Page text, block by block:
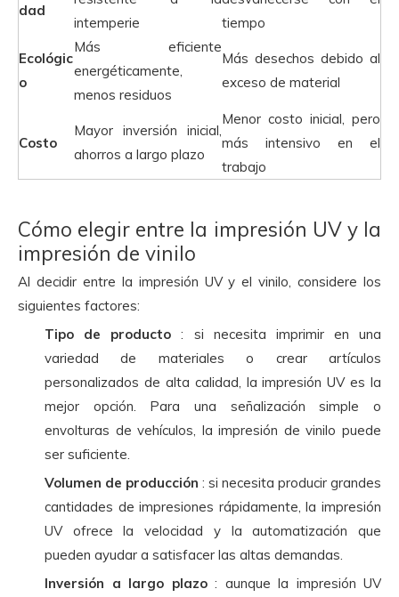
dad
intemperie
tiempo
Ecológic
o
Más eficiente
energéticamente,
menos residuos
Más desechos debido al
exceso de material
Costo
Mayor inversión inicial,
ahorros a largo plazo
Menor costo inicial, pero
más intensivo en el
trabajo
Cómo elegir entre la impresión UV y la
impresión de vinilo
Al decidir entre la impresión UV y el vinilo, considere los
siguientes factores:
Tipo de producto: si necesita imprimir en una
variedad de materiales o crear artículos
personalizados de alta calidad, la impresión UV es la
mejor opción. Para una señalización simple o
envolturas de vehículos, la impresión de vinilo puede
ser suficiente.
Volumen de producción : si necesita producir grandes
cantidades de impresiones rápidamente, la impresión
UV ofrece la velocidad y la automatización que
pueden ayudar a satisfacer las altas demandas.
Inversión a largo plazo : aunque la impresión UV